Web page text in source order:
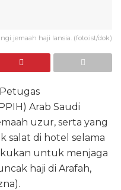
jemaah haji lansia. (foto:ist/dok)
Arab Saudi
uzur, serta yang
di hotel selama
untuk menjaga
haji di Arafah,